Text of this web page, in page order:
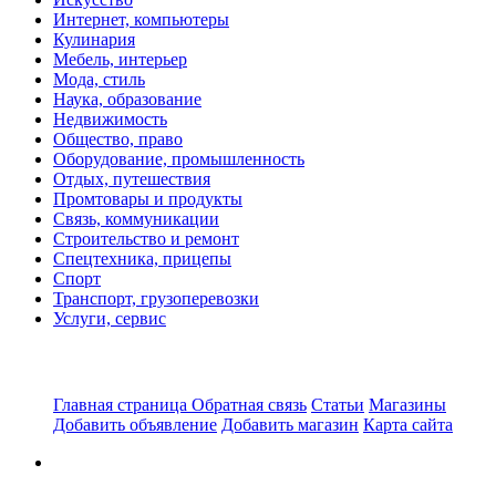
Интернет, компьютеры
Кулинария
Мебель, интерьер
Мода, стиль
Наука, образование
Недвижимость
Общество, право
Оборудование, промышленность
Отдых, путешествия
Промтовары и продукты
Связь, коммуникации
Строительство и ремонт
Спецтехника, прицепы
Спорт
Транспорт, грузоперевозки
Услуги, сервис
Главная страница Обратная связь Статьи Магазины
Добавить объявление Добавить магазин Карта сайта